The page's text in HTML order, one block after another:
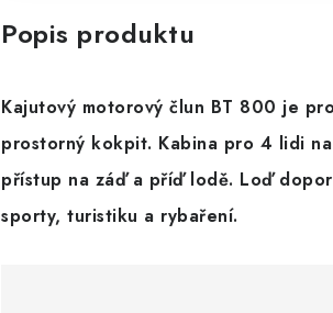
Popis produktu
Kajutový motorový člun BT 800 je
prostorný kokpit. Kabina pro 4 lidi
přístup na záď a příď lodě. Loď
sporty, turistiku a rybaření.